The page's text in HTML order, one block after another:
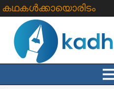
കഥകൾക്കായൊരിടം